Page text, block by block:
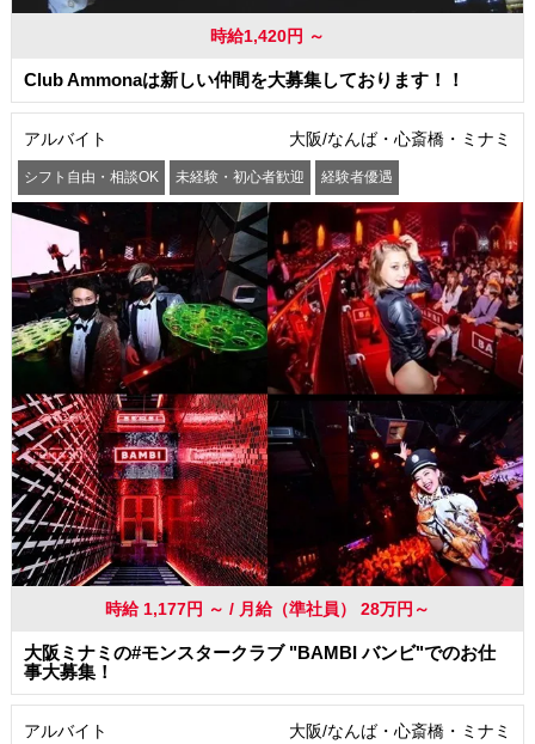
時給1,420円 ～
Club Ammonaは新しい仲間を大募集しております！！
アルバイト 大阪/なんば・心斎橋・ミナミ
シフト自由・相談OK 未経験・初心者歓迎 経験者優遇
駅から徒歩5分以内 交通費支給 社員登用あり
時給 1,177円 ～ / 月給（準社員） 28万円～
大阪ミナミの#モンスタークラブ "BAMBI バンビ"でのお仕
事大募集！
アルバイト 大阪/なんば・心斎橋・ミナミ